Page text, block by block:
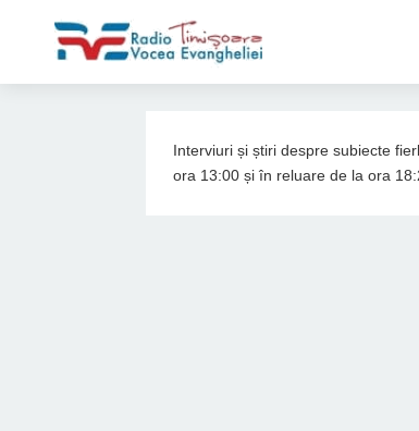
Interviuri și știri despre subiecte
ora 13:00 și în reluare de la ora